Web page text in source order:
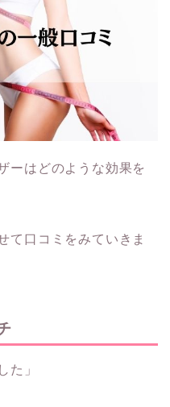
ーはどのような効果を
て口コミをみていきま
た」